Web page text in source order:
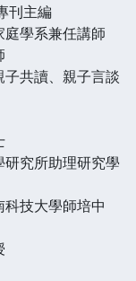
刊主編
學系兼任講師
共讀、親子言談
究所助理研究學
技大學師培中